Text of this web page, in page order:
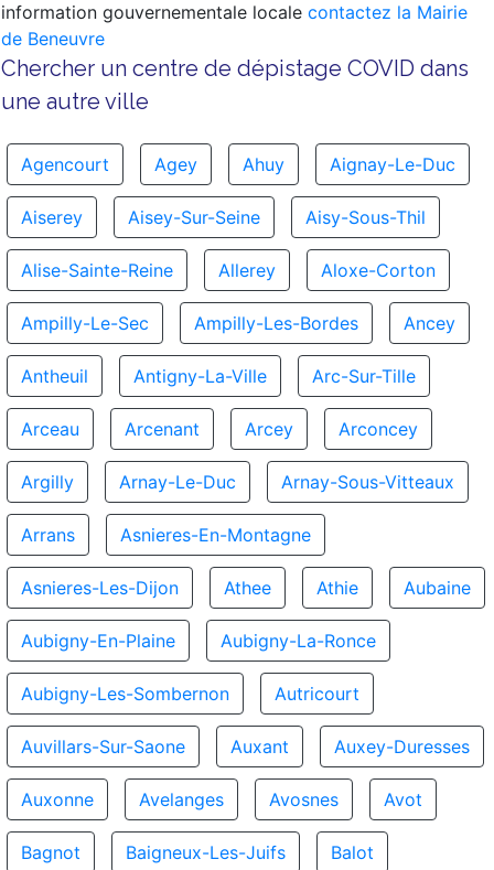
information gouvernementale locale contactez la Mairie
de Beneuvre
Chercher un centre de dépistage COVID dans
une autre ville
Agencourt Agey Ahuy Aignay-Le-Duc
Aiserey Aisey-Sur-Seine Aisy-Sous-Thil
Alise-Sainte-Reine Allerey Aloxe-Corton
Ampilly-Le-Sec Ampilly-Les-Bordes Ancey
Antheuil Antigny-La-Ville Arc-Sur-Tille
Arceau Arcenant Arcey Arconcey
Argilly Arnay-Le-Duc Arnay-Sous-Vitteaux
Arrans Asnieres-En-Montagne
Asnieres-Les-Dijon Athee Athie Aubaine
Aubigny-En-Plaine Aubigny-La-Ronce
Aubigny-Les-Sombernon Autricourt
Auvillars-Sur-Saone Auxant Auxey-Duresses
Auxonne Avelanges Avosnes Avot
Bagnot Baigneux-Les-Juifs Balot